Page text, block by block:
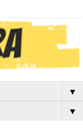
▼
▼